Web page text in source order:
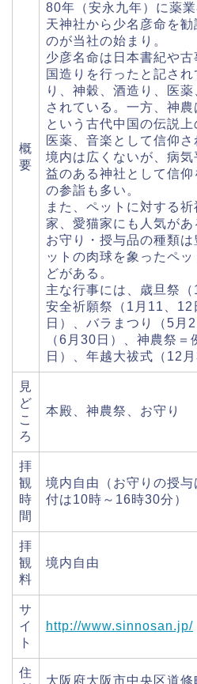
概
要
80年（安永九年）に薬
天神社から少名彦命を
のが当社の始まり。
少彦名命は日本書紀や
国造りを行ったと記さ
り、神穀、酒造り、医
されている。一方、神
という古代中国の伝説上
医薬、音楽として信仰さ
境内は広くないが、病気
益のある神社として信
の参詣も多い。
また、ペットに対する
家、愛猫家にも人気があ
お守り・授与品の種類
ットの肉球を象ったペ
どがある。
主な行事には、歳旦祭
安全祈願祭（1月11、
日）、バラまつり（5月
（6月30日）、神農祭
日）、年越大祓式（12
見
ど
こ
ろ
本殿、神農祭、お守り
拝
観
時
間
境内自由（お守りの授
付は10時～16時30分）
拝
観
料
境内自由
サ
イ
ト
http://www.sinnosan.jp/
住
大阪府大阪市中央区道